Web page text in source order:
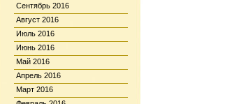
Сентябрь 2016
Август 2016
Июль 2016
Июнь 2016
Май 2016
Апрель 2016
Март 2016